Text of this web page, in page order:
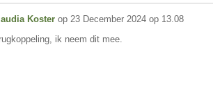
Koster op 23 December 2024 op 13.08
ik neem dit mee.